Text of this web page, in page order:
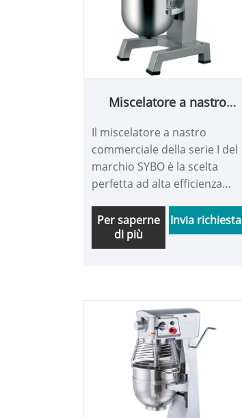
Miscelatore a nastro
Il miscelatore a nastro
commerciale della serie I del
marchio SYBO è la scelta
perfetta ad alta efficienza
commerciale. Combina i
vantaggi della miscelazione
planetaria con il
rendendolo eccezionalmente
facile da usare. La macchina
è inoltre dotata di tre diverse
lame del mixer, che
gestiscono facilmente tutte
le attività come impastare,
Per saperne
di più
Invia richiesta